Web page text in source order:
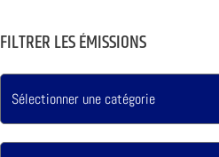
FILTRER LES ÉMISSIONS